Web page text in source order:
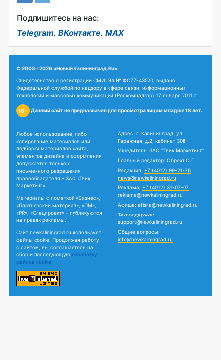
Подпишитесь на нас:
Telegram, ВКонтакте, MAX
© 2003 - 2026 «Новый Калининград.Ru»
Свидетельство о регистрации СМИ: Эл № ФС77-43520, выдано
Федеральной службой по надзору в сфере связи, информационных
технологий и массовых коммуникаций (Роскомнадзор) 17 января 2011 г.
18+ Данный сайт не предназначен для просмотра лицам младше 18 лет.
Любое использование, либо
копирование материалов или
подборки материалов сайта,
элементов дизайна и оформления
допускается только с
письменного разрешения
правообладателя - ЗАО «Твик
Маркетинг».
Материалы с пометкой «Бизнес»,
«Партнерский материал», «ПМ»,
«PR», «Спецпроект» - публикуются
на правах рекламы.
Сайт newkaliningrad.ru использует
файлы cookie. Продолжая работу
с сайтом, вы соглашаетесь на
сбор и последующую обработку
файлов cookie.
Адрес: г. Калининград, ул.
Гаражная, д.2, кабинет 308
Учредитель: ЗАО "Твик Маркетинг"
Главный редактор: Обрехт О.Г.
Редакция: +7 (4012) 99-21-76
news@newkaliningrad.ru
Реклама: +7 (4012) 31-07-07
reklama@newkaliningrad.ru
Афиша: afisha@newkaliningrad.ru
Техподдержка:
support@newkaliningrad.ru
Общие вопросы:
info@newkaliningrad.ru